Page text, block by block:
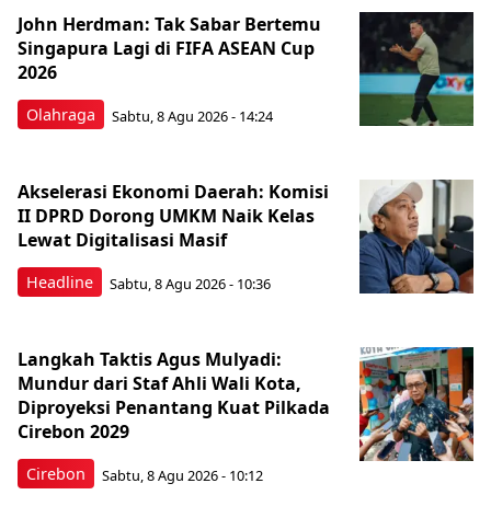
Olahraga
John Herdman: Tak Sabar Bertemu
Singapura Lagi di FIFA ASEAN Cup
2026
Sabtu, 8 Agu 2026 - 14:24
Headline
Akselerasi Ekonomi Daerah: Komisi
II DPRD Dorong UMKM Naik Kelas
Lewat Digitalisasi Masif
Sabtu, 8 Agu 2026 - 10:36
Cirebon
Langkah Taktis Agus Mulyadi:
Mundur dari Staf Ahli Wali Kota,
Diproyeksi Penantang Kuat Pilkada
Cirebon 2029
Sabtu, 8 Agu 2026 - 10:12